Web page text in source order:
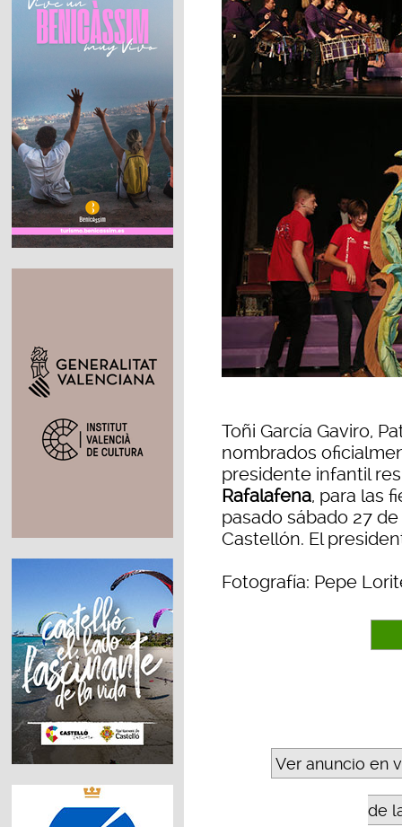
Toñi García Gaviro,
nombrados
presidente infantil
Rafalafena, para las
pasado sábado 27
Castellón. El
Fotografía: Pepe
Ver anuncio en
de